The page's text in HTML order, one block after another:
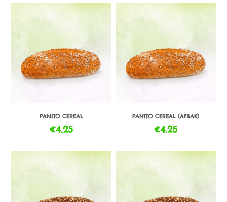
PANITO CEREAL
€4.25
PANITO CEREAL (AFBAK)
€4.25